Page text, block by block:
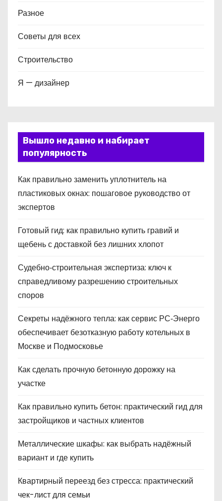
Разное
Советы для всех
Строительство
Я — дизайнер
Вышло недавно и набирает
популярность
Как правильно заменить уплотнитель на
пластиковых окнах: пошаговое руководство от
экспертов
Готовый гид: как правильно купить гравий и
щебень с доставкой без лишних хлопот
Судебно‑строительная экспертиза: ключ к
справедливому разрешению строительных
споров
Секреты надёжного тепла: как сервис РС‑Энерго
обеспечивает безотказную работу котельных в
Москве и Подмосковье
Как сделать прочную бетонную дорожку на
участке
Как правильно купить бетон: практический гид для
застройщиков и частных клиентов
Металлические шкафы: как выбрать надёжный
вариант и где купить
Квартирный переезд без стресса: практический
чек-лист для семьи